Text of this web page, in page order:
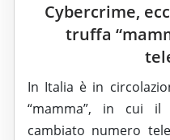
Cybercrime,
truffa
In Italia è in
“mamma”, in cui
cambiato numero